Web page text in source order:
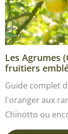
Les Agrumes
fruitiers
Guide complet
l'oranger aux
Chinotto ou